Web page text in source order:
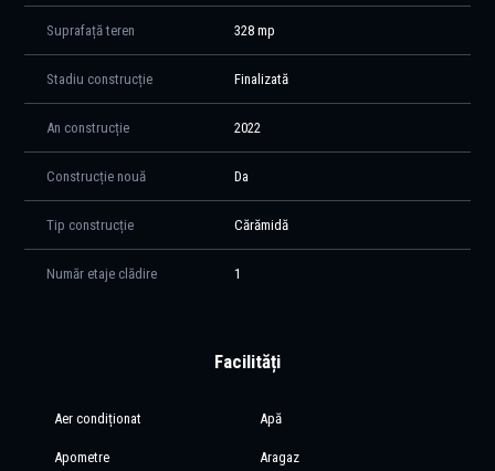
Suprafață teren 328 mp
Stadiu construcție Finalizată
An construcție 2022
Construcție nouă Da
Tip construcție Cărămidă
Număr etaje clădire 1
Facilități
Aer condiționat Apă
Apometre Aragaz